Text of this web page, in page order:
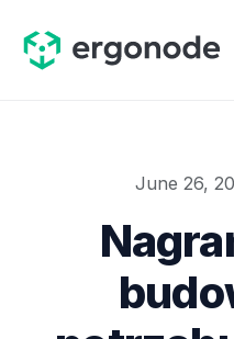
June 26,